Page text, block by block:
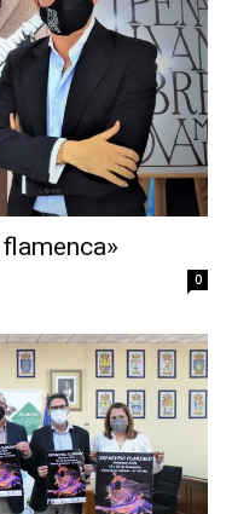
0